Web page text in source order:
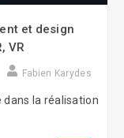
et design
VR
Fabien Karydes
la réalisation